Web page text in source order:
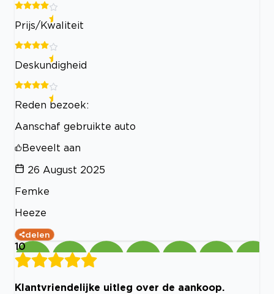
Prijs/Kwaliteit
Deskundigheid
Reden bezoek:
Aanschaf gebruikte auto
Beveelt aan
26 August 2025
Femke
Heeze
delen
10
Klantvriendelijke uitleg over de aankoop.